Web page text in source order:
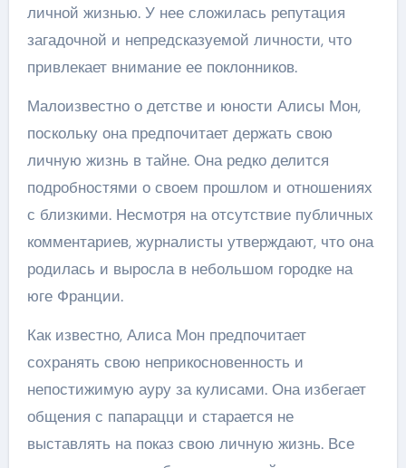
личной жизнью. У нее сложилась репутация
загадочной и непредсказуемой личности, что
привлекает внимание ее поклонников.
Малоизвестно о детстве и юности Алисы Мон,
поскольку она предпочитает держать свою
личную жизнь в тайне. Она редко делится
подробностями о своем прошлом и отношениях
с близкими. Несмотря на отсутствие публичных
комментариев, журналисты утверждают, что она
родилась и выросла в небольшом городке на
юге Франции.
Как известно, Алиса Мон предпочитает
сохранять свою неприкосновенность и
непостижимую ауру за кулисами. Она избегает
общения с папарацци и старается не
выставлять на показ свою личную жизнь. Все